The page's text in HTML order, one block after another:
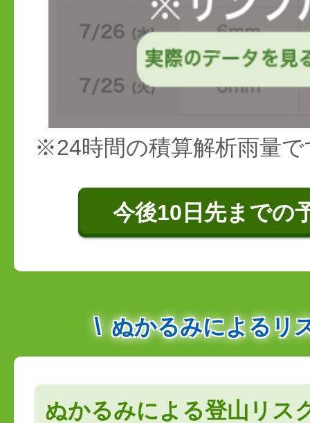
※24時間の積算解析雨量で
今後10日先までの
ぬかるみによるリ
ぬかるみによる登山リス